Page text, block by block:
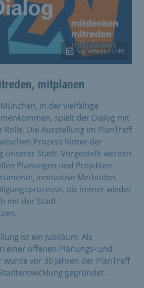
Sigl Affairs / LHM
mitplanen
in der vielfältige
spielt der Dialog mit
Rolle. Die Ausstellung im PlanTreff
Prozess hinter der
unserer Stadt. Vorgestellt werden
Planungen und Projekten
innovative Methoden
die immer wieder
mit der Stadt
ist ein Jubiläum: Als
einer offenen Planungs- und
vor 30 Jahren der PlanTreff
gegründet.